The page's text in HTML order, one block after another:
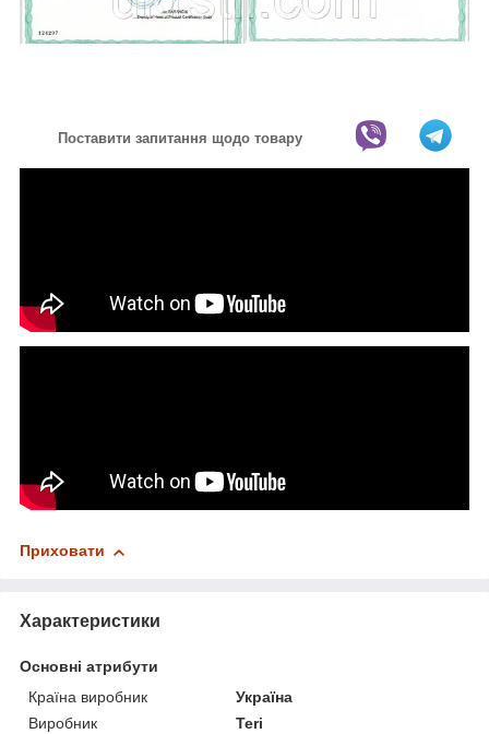
Поставити запитання щодо товару
Приховати
Характеристики
Основні атрибути
Країна виробник
Україна
Виробник
Teri